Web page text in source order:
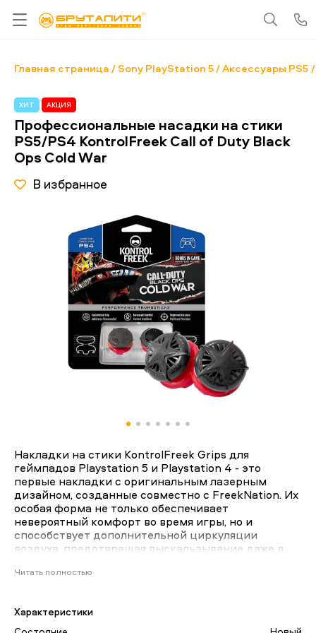
Главная страница Sony PlayStation 5 Аксессуары PS5
ХИТ АКЦИЯ
Профессиональные насадки на стики
PS5/PS4 KontrolFreek Call of Duty Black
Ops Cold War
В избранное
Накладки на стики KontrolFreek Grips для
геймпадов Playstation 5 и Playstation 4 - это
первые накладки с оригинальным лазерным
дизайном, созданные совместно с FreekNation. Их
особая форма не только обеспечивает
невероятный комфорт во время игры, но и
способствует дополнительной циркуляции
воздуха, предотвращая выскальзывание даже в
качественного, как правило, силикона или мягкой
исключает их спадание во время игры или
транспортировки контроллера/геймпада. Высокие
Читать полностью
Характеристики